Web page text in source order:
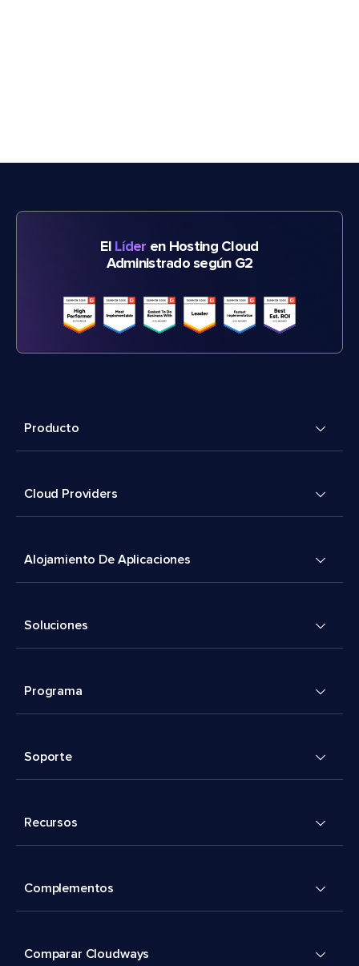
El Líder en Hosting Cloud
Administrado según G2
Producto
Cloud Providers
Alojamiento De Aplicaciones
Soluciones
Programa
Soporte
Recursos
Complementos
Comparar Cloudways